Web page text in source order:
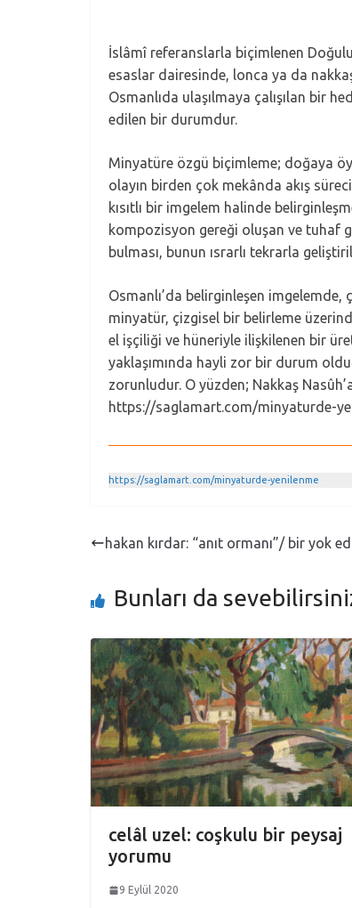
İslâmî referanslarla biçimlenen
esaslar dairesinde, lonca ya da
Osmanlıda ulaşılmaya çalışılan bir
edilen bir durumdur.
Minyatüre özgü biçimleme; doğaya
olayın birden çok mekânda akış
kısıtlı bir imgelem halinde
kompozisyon gereği oluşan ve tuhaf
bulması, bunun ısrarlı tekrarla
Osmanlı’da belirginleşen
minyatür, çizgisel bir belirleme
el işçiliği ve hüneriyle ilişkilenen bir
yaklaşımında hayli zor bir durum
zorunludur. O yüzden; Nakkaş
https://saglamart.com/minyaturde-
https://saglamart.com/minyaturde-yenilenme
hakan kırdar: “anıt ormanı”/ bir yok
Bunları da
celâl uzel: coşkulu bir peysaj
yorumu
9 Eylül 2020